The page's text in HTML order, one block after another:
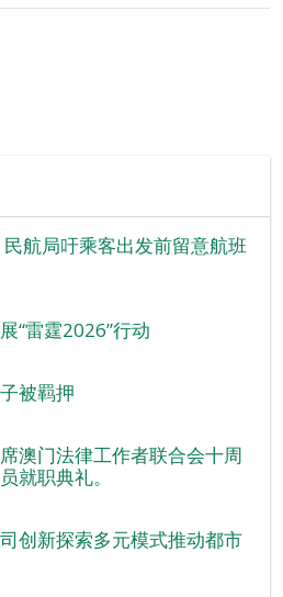
航局吁乘客出发前留意航班
“雷霆2026”行动
被羁押
澳门法律工作者联合会十周
就职典礼。
创新探索多元模式推动都市